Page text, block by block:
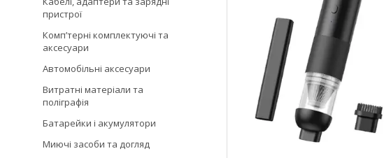
пристрої
Компʼтерні комплектуючі та
аксесуари
Автомобільні аксесуари
Витратні матеріали та
поліграфія
Батарейки і акумулятори
Миючі засоби та догляд